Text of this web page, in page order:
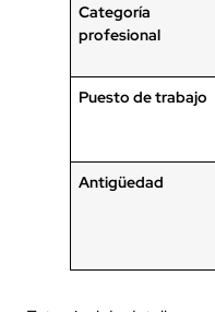
Categoría
profesional
Puesto de trabajo
Antigüedad